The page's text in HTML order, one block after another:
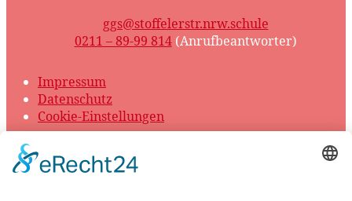
ggs@stoffelerstr.nrw.schule
0211 – 89-99 814(Anrufbeantworter)
Impressum
Datenschutz
Cookie-Einstellungen
© 2026 GGS Stoffeler Straße